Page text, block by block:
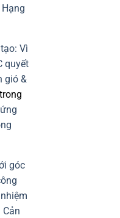
Vì
quyết
gió &
góc
Cản